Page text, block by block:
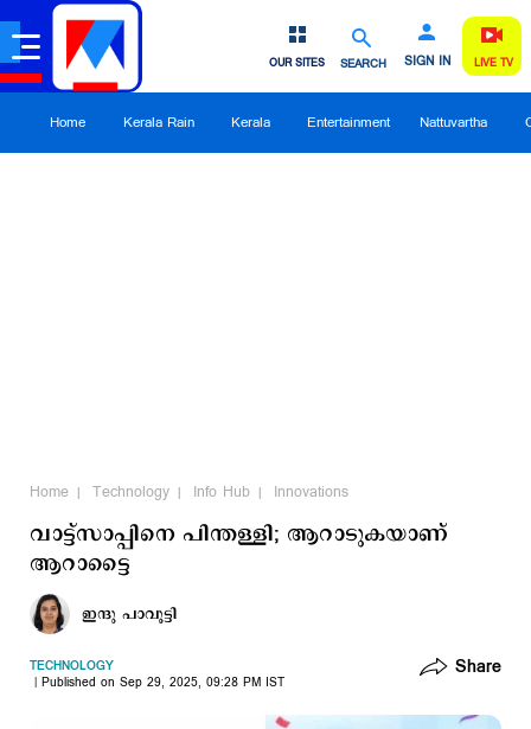
SEARCH SIGN IN
OUR SITES LIVE TV
Home Kerala Rain Kerala Entertainment Nattuvartha
Home Technology Info Hub Innovations
വാട്ട്‌സാപ്പിനെ പിന്തള്ളി; ആറാടുകയാണ്
ആറാട്ടൈ
ഇന്ദു പാവൂട്ടി
TECHNOLOGY
Published on Sep 29, 2025, 09:28 PM IST
Share